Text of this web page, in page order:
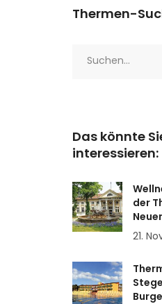
Thermen-
Das könnte
interessieren:
der
21.